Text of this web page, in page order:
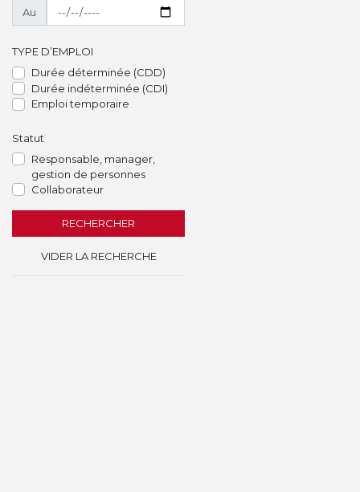
Au
TYPE D’EMPLOI
Durée déterminée (CDD)
Durée indéterminée (CDI)
Emploi temporaire
Statut
Responsable, manager,
gestion de personnes
Collaborateur
RECHERCHER
VIDER LA RECHERCHE